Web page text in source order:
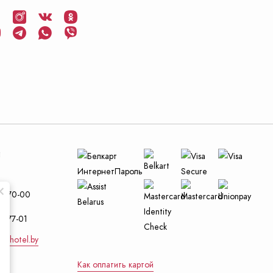
70-00
77-01
hotel.by
Как оплатить картой